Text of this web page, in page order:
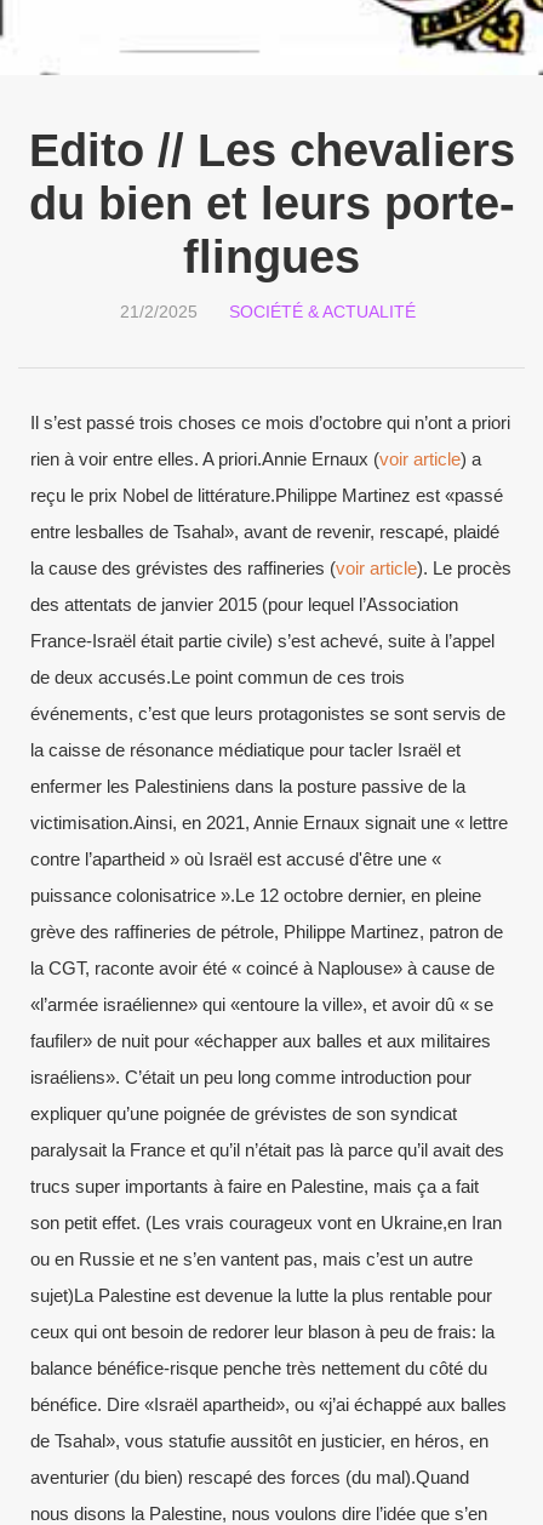
Edito // Les chevaliers
du bien et leurs porte-
flingues
21/2/2025 SOCIÉTÉ & ACTUALITÉ
Il s’est passé trois choses ce mois d’octobre qui n’ont a priori
rien à voir entre elles. A priori.Annie Ernaux (voir article) a
reçu le prix Nobel de littérature.Philippe Martinez est «passé
entre lesballes de Tsahal», avant de revenir, rescapé, plaidé
la cause des grévistes des raffineries (voir article). Le procès
des attentats de janvier 2015 (pour lequel l’Association
France-Israël était partie civile) s’est achevé, suite à l’appel
de deux accusés.Le point commun de ces trois
événements, c’est que leurs protagonistes se sont servis de
la caisse de résonance médiatique pour tacler Israël et
enfermer les Palestiniens dans la posture passive de la
victimisation.Ainsi, en 2021, Annie Ernaux signait une « lettre
contre l’apartheid » où Israël est accusé d'être une «
puissance colonisatrice ».Le 12 octobre dernier, en pleine
grève des raffineries de pétrole, Philippe Martinez, patron de
la CGT, raconte avoir été « coincé à Naplouse» à cause de
«l’armée israélienne» qui «entoure la ville», et avoir dû « se
faufiler» de nuit pour «échapper aux balles et aux militaires
israéliens». C’était un peu long comme introduction pour
expliquer qu’une poignée de grévistes de son syndicat
paralysait la France et qu’il n’était pas là parce qu’il avait des
trucs super importants à faire en Palestine, mais ça a fait
son petit effet. (Les vrais courageux vont en Ukraine,en Iran
ou en Russie et ne s’en vantent pas, mais c’est un autre
sujet)La Palestine est devenue la lutte la plus rentable pour
ceux qui ont besoin de redorer leur blason à peu de frais: la
balance bénéfice-risque penche très nettement du côté du
bénéfice. Dire «Israël apartheid», ou «j’ai échappé aux balles
de Tsahal», vous statufie aussitôt en justicier, en héros, en
aventurier (du bien) rescapé des forces (du mal).Quand
nous disons la Palestine, nous voulons dire l’idée que s’en